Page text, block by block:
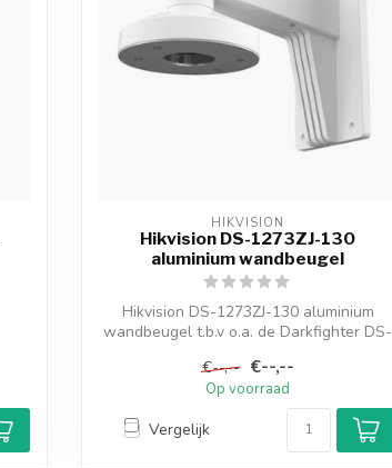
HIKVISION
Hikvision DS-1273ZJ-130
aluminium wandbeugel
Hikvision DS-1273ZJ-130 aluminium
wandbeugel t.b.v o.a. de Darkfighter DS-
€--,-- €--,--
Op voorraad
Vergelijk